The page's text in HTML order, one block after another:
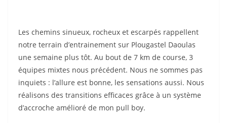
Les chemins sinueux, rocheux et escarpés rappellent
notre terrain d’entrainement sur Plougastel Daoulas
une semaine plus tôt. Au bout de 7 km de course, 3
équipes mixtes nous précédent. Nous ne sommes pas
inquiets : l’allure est bonne, les sensations aussi. Nous
réalisons des transitions efficaces grâce à un système
d’accroche amélioré de mon pull boy.